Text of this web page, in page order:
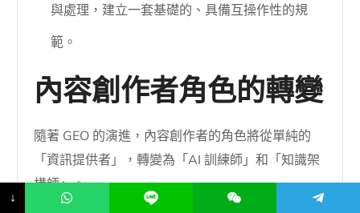
與處理，建立一套基礎的、具備互操作性的規
範。
內容創作者角色的轉變
隨著 GEO 的演進，內容創作者的角色將從單純的
「資訊提供者」，轉變為「AI 訓練師」和「知識架
構師」。
↓